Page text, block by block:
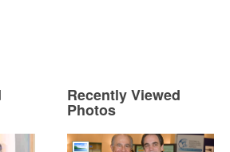
Recently Viewed
Photos